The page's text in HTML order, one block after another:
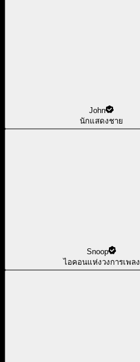
John
นักแสดงชาย
Snoop
ไอคอนแห่งวงการเพลง